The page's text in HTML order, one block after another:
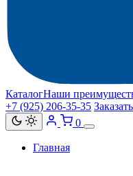
КаталогНаши
+7 (925) 206‑35‑35
0
Главная